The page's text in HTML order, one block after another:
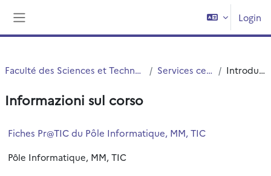
Login
Faculté des Sciences et Technologies (FST) Services centraux Introduzione
Informazioni sul corso
Fiches Pr@TIC du Pôle Informatique, MM, TIC
Pôle Informatique, MM, TIC